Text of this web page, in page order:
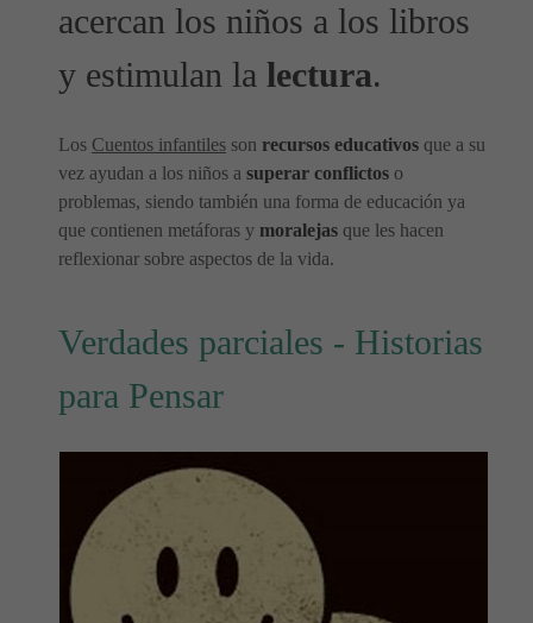
acercan los niños a los libros
y estimulan la lectura.
Los Cuentos infantiles son recursos educativos que a su
vez ayudan a los niños a superar conflictos o
problemas, siendo también una forma de educación ya
que contienen metáforas y moralejas que les hacen
reflexionar sobre aspectos de la vida.
Verdades parciales - Historias
para Pensar